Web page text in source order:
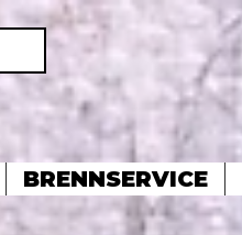
BRENNSERVICE